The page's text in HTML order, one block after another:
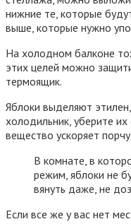
нижние те, которые
выше, которые нужно
На холодном балконе
этих целей можно
термоящик.
Яблоки выделяют
холодильник, уберите
вещество ускоряет
В комнате, в
режим, яблоки не
вянуть даже, не
Если все же у вас нет